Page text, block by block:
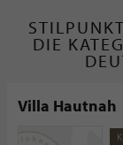
DIE
Villa Hautnah